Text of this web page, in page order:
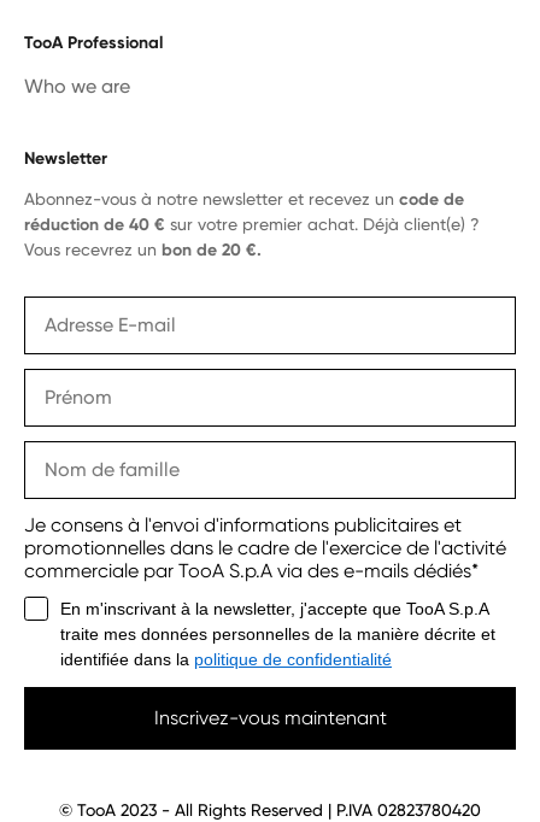
TooA Professional
Who we are
Newsletter
Abonnez-vous à notre newsletter et recevez un code de
réduction de 40 € sur votre premier achat. Déjà client(e) ?
Vous recevrez un bon de 20 €.
Je consens à l'envoi d'informations publicitaires et
promotionnelles dans le cadre de l'exercice de l'activité
commerciale par TooA S.p.A via des e-mails dédiés*
En m'inscrivant à la newsletter, j'accepte que TooA S.p.A
traite mes données personnelles de la manière décrite et
identifiée dans la politique de confidentialité
Inscrivez-vous maintenant
© TooA 2023 - All Rights Reserved | P.IVA 02823780420